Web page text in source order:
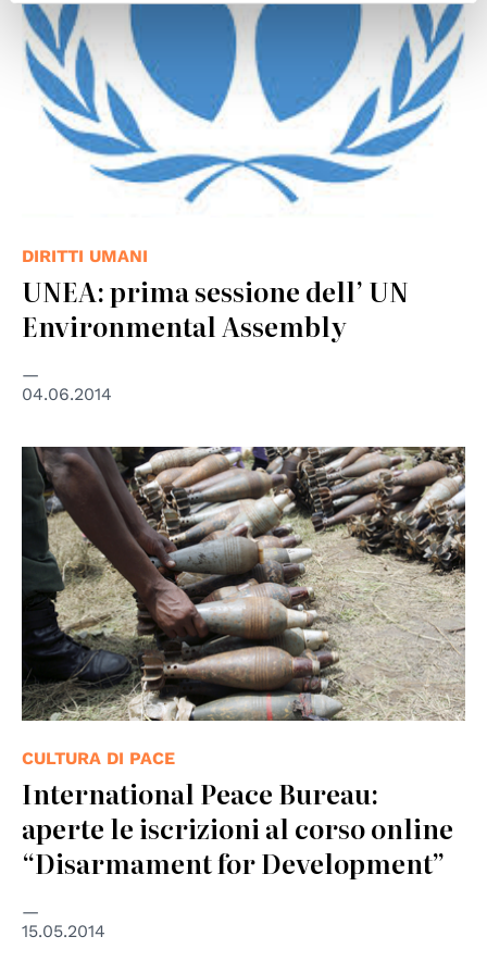
DIRITTI UMANI
UNEA: prima sessione dell’ UN
Environmental Assembly
04.06.2014
© UN Photo
CULTURA DI PACE
International Peace Bureau:
aperte le iscrizioni al corso online
“Disarmament for Development”
15.05.2014